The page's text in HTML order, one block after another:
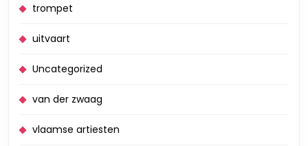
trompet
uitvaart
Uncategorized
van der zwaag
vlaamse artiesten